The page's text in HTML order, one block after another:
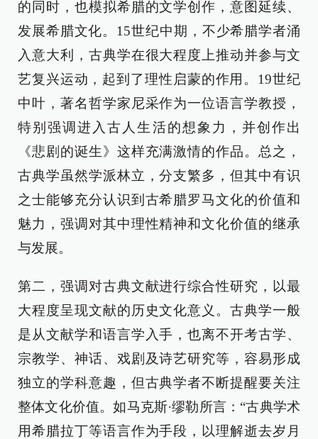
的同时，也模拟希腊的文学创作，意图延续、
发展希腊文化。15世纪中期，不少希腊学者涌
入意大利，古典学在很大程度上推动并参与文
艺复兴运动，起到了理性启蒙的作用。19世纪
中叶，著名哲学家尼采作为一位语言学教授，
特别强调进入古人生活的想象力，并创作出
《悲剧的诞生》这样充满激情的作品。总之，
古典学虽然学派林立，分支繁多，但其中有识
之士能够充分认识到古希腊罗马文化的价值和
魅力，强调对其中理性精神和文化价值的继承
与发展。
第二，强调对古典文献进行综合性研究，以最
大程度呈现文献的历史文化意义。古典学一般
是从文献学和语言学入手，也离不开考古学、
宗教学、神话、戏剧及诗艺研究等，容易形成
独立的学科意趣，但古典学者不断提醒要关注
整体文化价值。如马克斯·缪勒所言：“古典学术
用希腊拉丁等语言作为手段，以理解逝去岁月